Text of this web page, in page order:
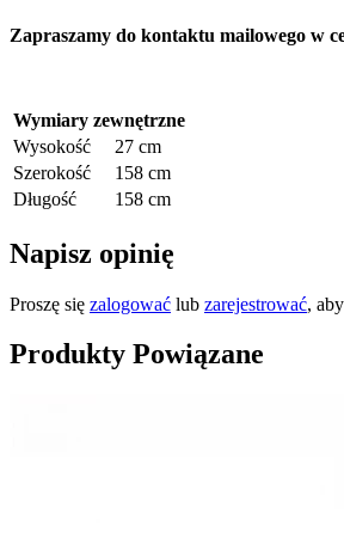
Zapraszamy do kontaktu mailowego w
Wymiary zewnętrzne
Wysokość
27 cm
Szerokość
158 cm
Długość
158 cm
Napisz opinię
Proszę się zalogować lub zarejestrować,
Produkty Powiązane